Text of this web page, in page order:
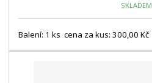
SKLADEM
Balení: 1 ks cena za kus: 300,00 Kč